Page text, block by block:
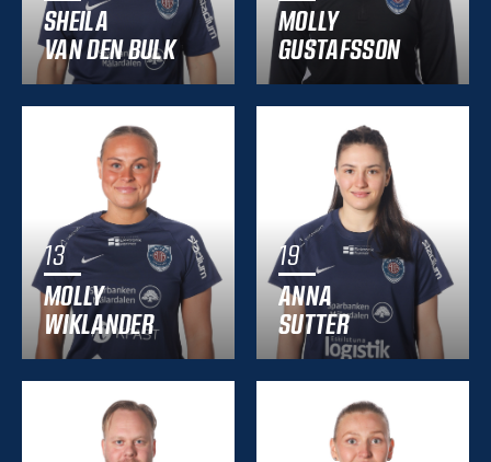
SHEILA
VAN DEN BULK
MOLLY
GUSTAFSSON
13
MOLLY
WIKLANDER
19
ANNA
SUTTER